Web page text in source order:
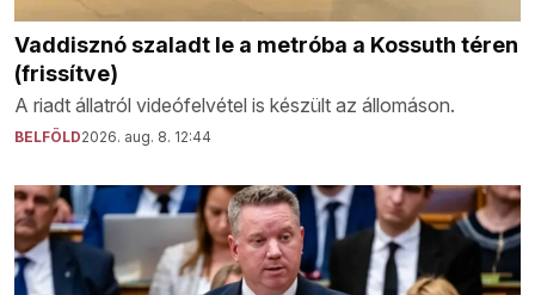
Vaddisznó szaladt le a metróba a Kossuth téren
(frissítve)
A riadt állatról videófelvétel is készült az állomáson.
BELFÖLD2026. aug. 8. 12:44